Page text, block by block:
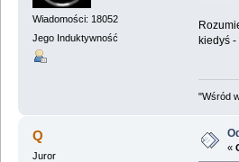
Wiadomości: 18052
Jego Induktywność
kiedyś
"Wśród
Q
Juror
«